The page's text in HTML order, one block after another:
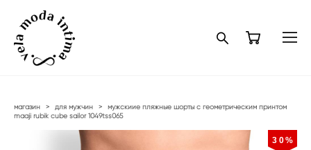
магазин > для мужчин >
мужскиие пляжные шорты с геометрическим принтом
maaji rubik cube sailor 1049tss065
30%